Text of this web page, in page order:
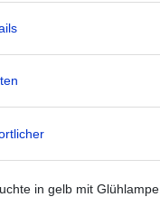
in gelb mit Glühlampe.